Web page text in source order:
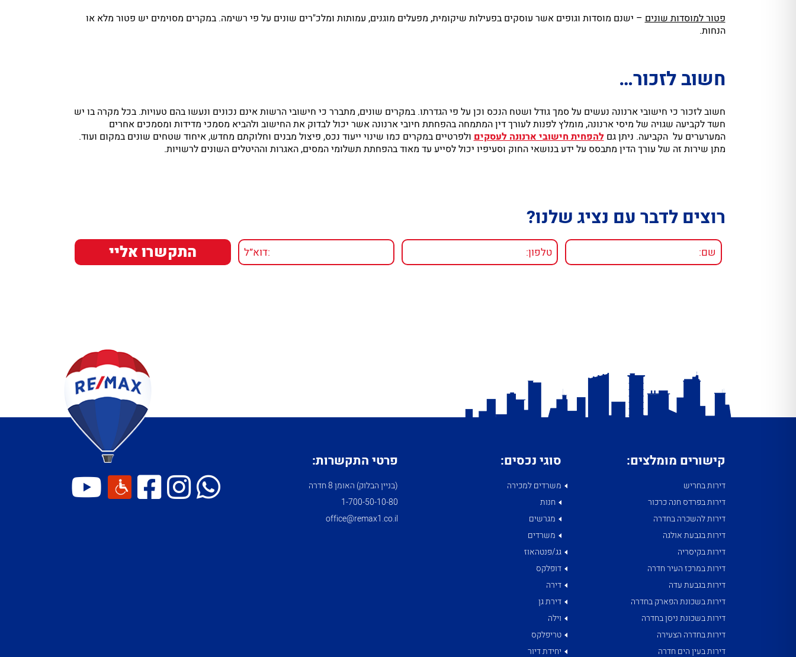
פטור למוסדות שונים– ישנם מוסדות וגופים אשר עוסקים בפעילות שיקומית, מפעלים מוגנים, עמותות ומלכ"רים שונים על פי רשימה. במקרים מסוימים יש פטור מלא או
הנחות.
חשוב לזכור…
חשוב לזכור כי חישובי ארנונה נעשים על סמך גודל ושטח הנכס וכן על פי הגדרתו. במקרים שונים, מתברר כי חישובי הרשות אינם נכונים ונעשו בהם טעויות. בכל מקרה בו יש
חשד לקביעה שגויה של מיסי ארנונה, מומלץ לפנות לעורך דין המתמחה בהפחתת חיובי ארנונה אשר יכול לבדוק את החישוב ולהביא מסמכי מדידות ומסמכים אחרים
המערערים על הקביעה. ניתן גםלהפחית חישובי ארנונה לעסקיםולפרטיים במקרים כמו שינוי ייעוד נכס, פיצול מבנים וחלוקתם מחדש, איחוד שטחים שונים במקום ועוד.
מתן שירות זה של עורך הדין מתבסס על ידע בנושאי החוק וסעיפיו יכול לסייע עד מאוד בהפחתת תשלומי המסים, האגרות וההיטלים השונים לרשויות.
רוצים לדבר עם נציג שלנו?
קישורים מומלצים:
דירות בחריש
דירות בפרדס חנה כרכור
דירות להשכרה בחדרה
דירות בגבעת אולגה
דירות בקיסריה
דירות במרכז העיר חדרה
דירות בגבעת עדה
דירות בשכונת הפארק בחדרה
דירות בשכונת ניסן בחדרה
דירות בחדרה הצעירה
דירות בעין הים חדרה
סוגי נכסים:
משרדים למכירה
חנות
מגרשים
משרדים
גג/פנטהאוז
דופלקס
דירה
דירת גן
וילה
טריפלקס
יחידת דיור
פרטי התקשרות:
(בניין הבלוק) האומן 8 חדרה
1­-700­-50-­10-­80
office@remax1.co.il